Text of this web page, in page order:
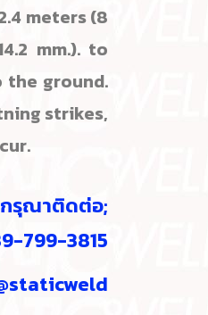
meters (8
mm.). to
ground.
strikes,
กรุณาติดต่อ;
799-3815